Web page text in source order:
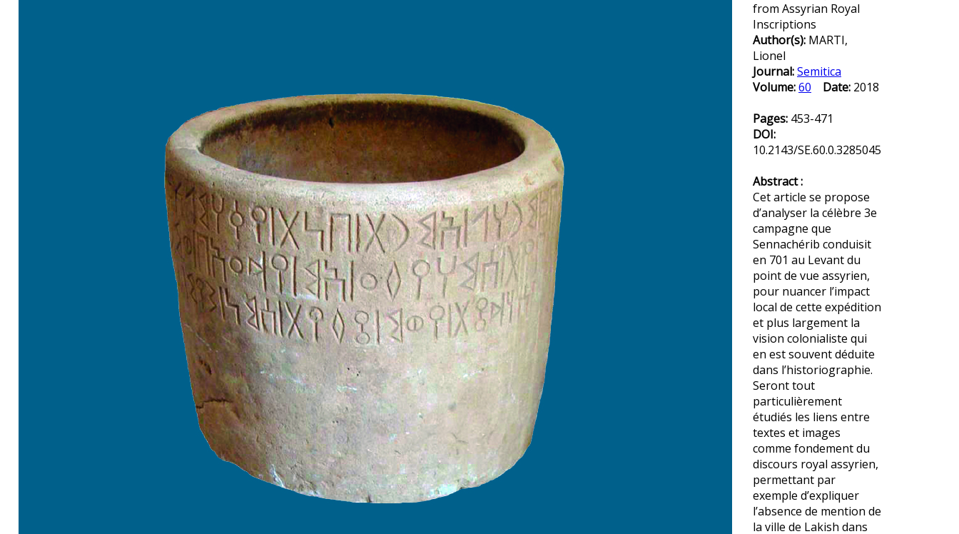
from Assyrian Royal
Inscriptions
Author(s): MARTI,
Lionel
Journal:Semitica
Volume:60 Date: 2018
Pages: 453-471
DOI:
10.2143/SE.60.0.3285045
Abstract :
Cet article se propose
d’analyser la célèbre 3e
campagne que
Sennachérib conduisit
en 701 au Levant du
point de vue assyrien,
pour nuancer l’impact
local de cette expédition
et plus largement la
vision colonialiste qui
en est souvent déduite
dans l’historiographie.
Seront tout
particulièrement
étudiés les liens entre
textes et images
comme fondement du
discours royal assyrien,
permettant par
exemple d’expliquer
l’absence de mention de
la ville de Lakish dans